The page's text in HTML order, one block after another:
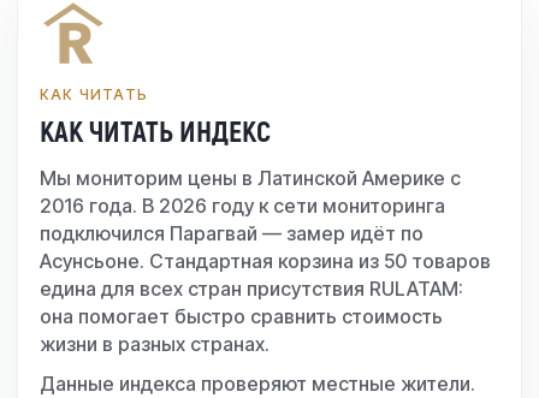
КАК ЧИТАТЬ
КАК ЧИТАТЬ ИНДЕКС
Мы мониторим цены в Латинской Америке с
2016 года. В 2026 году к сети мониторинга
подключился Парагвай — замер идёт по
Асунсьоне. Стандартная корзина из 50 товаров
едина для всех стран присутствия RULATAM:
она помогает быстро сравнить стоимость
жизни в разных странах.
Данные индекса проверяют местные жители.